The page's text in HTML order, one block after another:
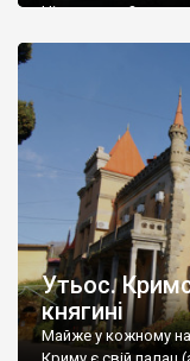
Ніжин греки?
Утьос.
княгині
Майже у кожному